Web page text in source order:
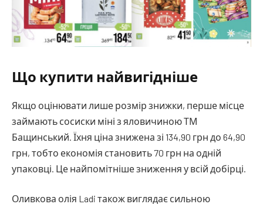
Що купити найвигідніше
Якщо оцінювати лише розмір знижки, перше місце
займають сосиски міні з яловичиною ТМ
Бащинський. Їхня ціна знижена зі 134,90 грн до 64,90
грн, тобто економія становить 70 грн на одній
упаковці. Це найпомітніше зниження у всій добірці.
Оливкова олія Ladi також виглядає сильною